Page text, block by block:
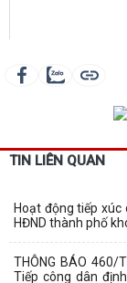
TIN LIÊN QUAN
Hoạt động tiếp
HĐND thành phố
THÔNG BÁO 460/
Tiếp công dân